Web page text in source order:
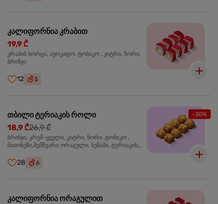
კალიფორნია კრაბით
19,9 ₾
კრაბის ხორცი, ავოკადო, ტობიკო , კიტრი, ნორი,
ბრინჯი
12 5
-30%
თბილი ტერიაკის როლი
18,9 ₾26,9 ₾
ბრინჯი, კრემ-ყველი, კიტრი, ნორი ,ტობიკო ,
მაიონეზი,შემწვარი ორაგული, სეზამი, ტერიაკის
28 6
კალიფორნია ორაგულით